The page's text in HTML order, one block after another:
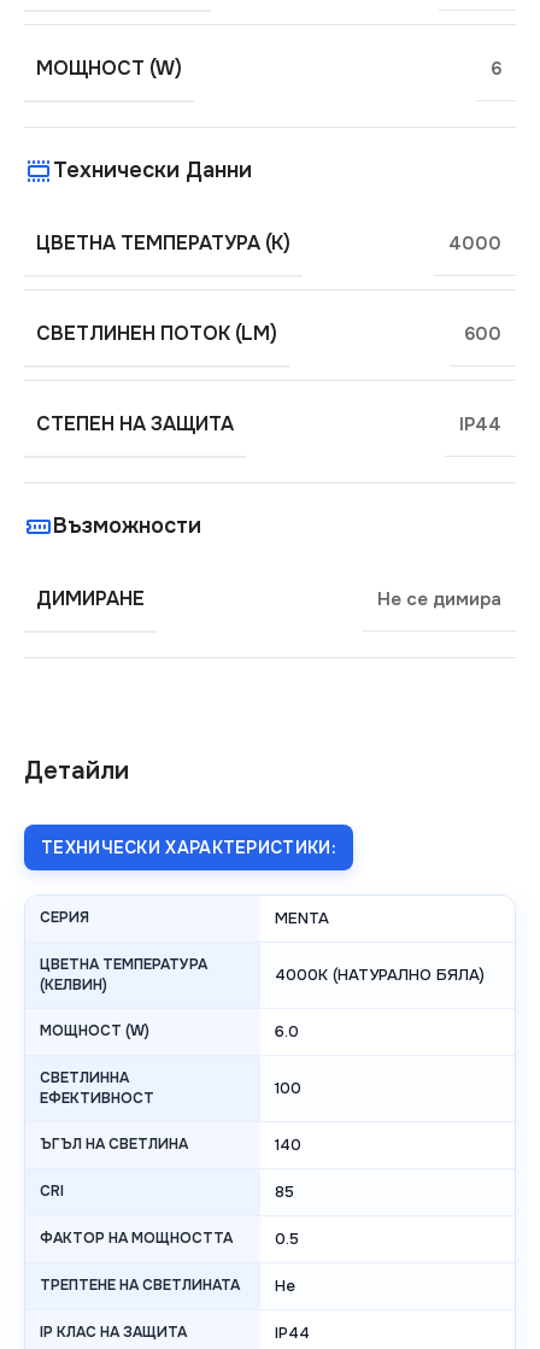
Детайли
ТЕХНИЧЕСКИ ХАРАКТЕРИСТИКИ:
СЕРИЯ MENTA
ЦВЕТНА ТЕМПЕРАТУРА
(КЕЛВИН)
4000K (НАТУРАЛНО БЯЛА)
МОЩНОСТ (W) 6.0
СВЕТЛИННА
ЕФЕКТИВНОСТ
100
ЪГЪЛ НА СВЕТЛИНА 140
CRI 85
ФАКТОР НА МОЩНОСТТА 0.5
ТРЕПТЕНЕ НА СВЕТЛИНАТА Не
IP КЛАС НА ЗАЩИТА IP44
МОЩНОСТ (W) 6
Технически Данни
ЦВЕТНА ТЕМПЕРАТУРА (K) 4000
СВЕТЛИНЕН ПОТОК (LM) 600
СТЕПЕН НА ЗАЩИТА IP44
Възможности
ДИМИРАНЕ Не се димира